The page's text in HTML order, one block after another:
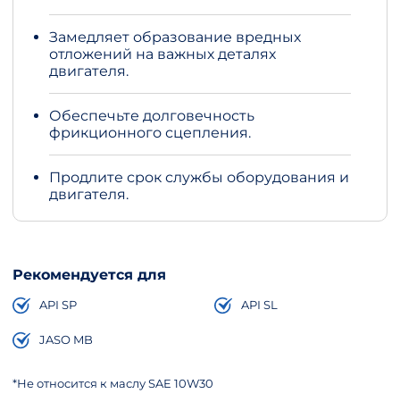
Замедляет образование вредных
отложений на важных деталях
двигателя.
Обеспечьте долговечность
фрикционного сцепления.
Продлите срок службы оборудования и
двигателя.
Рекомендуется для
API SP API SL
JASO MB
*Не относится к маслу SAE 10W30